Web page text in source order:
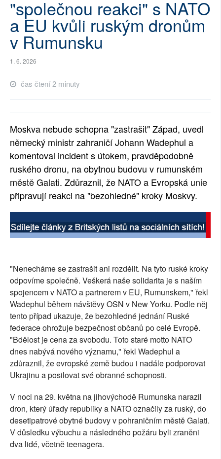
SOCIÁLNÍ SÍTĚ
RUBRIKY
PLNÁ VERZE STRÁNEK
"společnou reakci" s NATO
a EU kvůli ruským dronům
v Rumunsku
1. 6. 2026
čas čtení 2 minuty
Moskva nebude schopna "zastrašit" Západ, uvedl
německý ministr zahraničí Johann Wadephul a
komentoval incident s útokem, pravděpodobně
ruského dronu, na obytnou budovu v rumunském
městě Galati. Zdůraznil, že NATO a Evropská unie
připravují reakci na "bezohledné" kroky Moskvy.
"Nenecháme se zastrašit ani rozdělit. Na tyto ruské kroky
odpovíme společně. Veškerá naše solidarita je s naším
spojencem v NATO a partnerem v EU, Rumunskem," řekl
Wadephul během návštěvy OSN v New Yorku. Podle něj
tento případ ukazuje, že bezohledné jednání Ruské
federace ohrožuje bezpečnost občanů po celé Evropě.
"Bdělost je cena za svobodu. Toto staré motto NATO
dnes nabývá nového významu," řekl Wadephul a
zdůraznil, že evropské země budou i nadále podporovat
Ukrajinu a posilovat své obranné schopnosti.
V noci na 29. května na jihovýchodě Rumunska narazil
dron, který úřady republiky a NATO označily za ruský, do
desetipatrové obytné budovy v pohraničním městě Galati.
V důsledku výbuchu a následného požáru byli zraněni
dva lidé, včetně teenagera.